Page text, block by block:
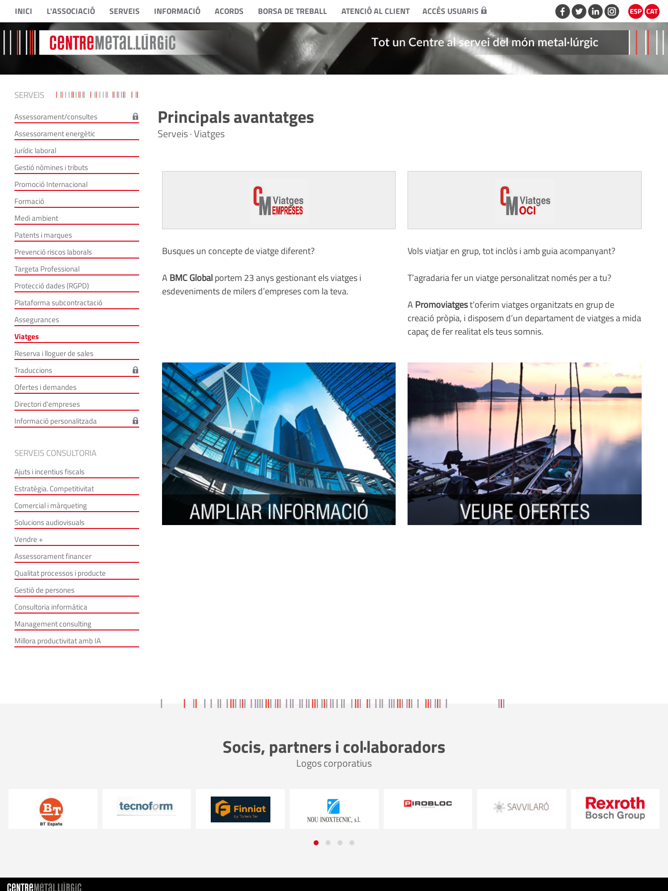
INICI L'ASSOCIACIÓ SERVEIS INFORMACIÓ ACORDS BORSA DE TREBALL ATENCIÓ AL CLIENT ACCÉS USUARIS
SERVEIS
Assessorament/consultes
Assessorament energètic
Jurídic laboral
Gestió nòmines i tributs
Promoció Internacional
Formació
Medi ambient
Patents i marques
Prevenció riscos laborals
Targeta Professional
Protecció dades (RGPD)
Plataforma subcontractació
Assegurances
Viatges
Reserva i lloguer de sales
Traduccions
Ofertes i demandes
Directori d'empreses
Informació personalitzada
SERVEIS CONSULTORIA
Ajuts i incentius fiscals
Estratègia. Competitivitat
Comercial i màrqueting
Solucions audiovisuals
Vendre +
Assessorament financer
Qualitat processos i producte
Gestió de persones
Consultoria informàtica
Management consulting
Millora productivitat amb IA
Principals avantatges
Serveis · Viatges
Busques un concepte de viatge diferent?
ABMC Globalportem 23 anys gestionant els viatges i
esdeveniments de milers d’empreses com la teva.
Vols viatjar en grup, tot inclòs i amb guia acompanyant?
T’agradaria fer un viatge personalitzat només per a tu?
APromoviatgest’oferim viatges organitzats en grup de
creació pròpia, i disposem d’un departament de viatges a mida
capaç de fer realitat els teus somnis.
Socis, partners i col·laboradors
Logos corporatius